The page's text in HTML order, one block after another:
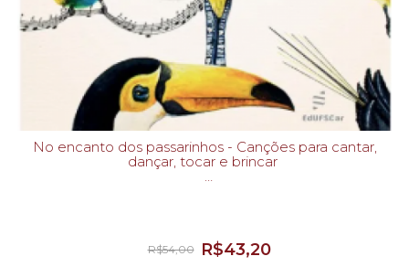
No encanto dos passarinhos - Canções para cantar,
dançar, tocar e brincar
R$43,20
R$54,00